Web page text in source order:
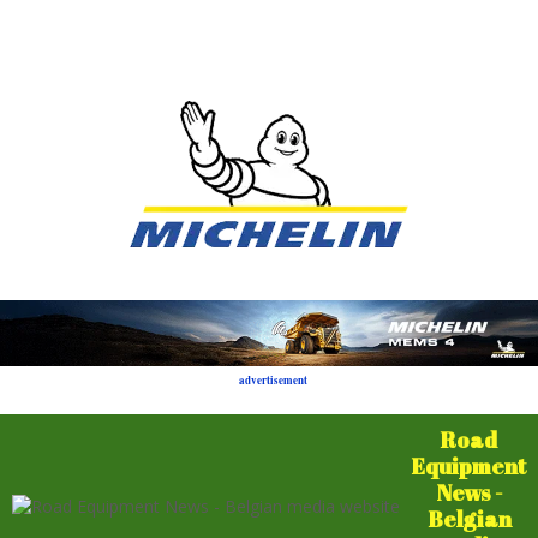
advertisement
Road
Equipment
News -
Belgian